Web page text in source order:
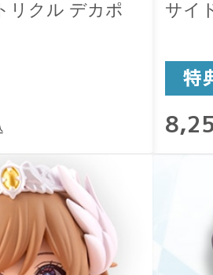
リクル デカポ
サイ